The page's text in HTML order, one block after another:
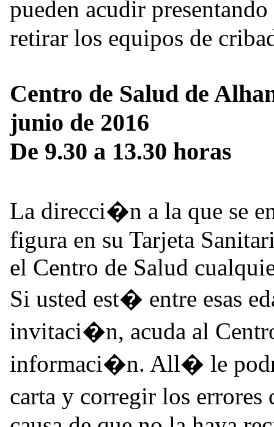
pueden acudir
retirar los equipos de
Centro de Salud de
junio de 2016
De 9.30 a 13.30 horas
La direcci�n a la que se
figura en su Tarjeta
el Centro de Salud
Si usted est� entre esas
invitaci�n, acuda al
informaci�n. All� le
carta y corregir los